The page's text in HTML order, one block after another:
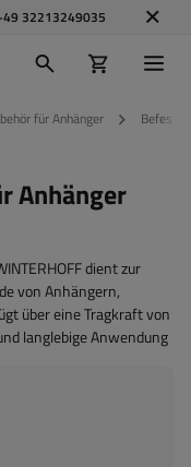
32213249035
für Anhänger
Anhänger
dient zur
von Anhängern,
über eine Tragkraft von
langlebige Anwendung